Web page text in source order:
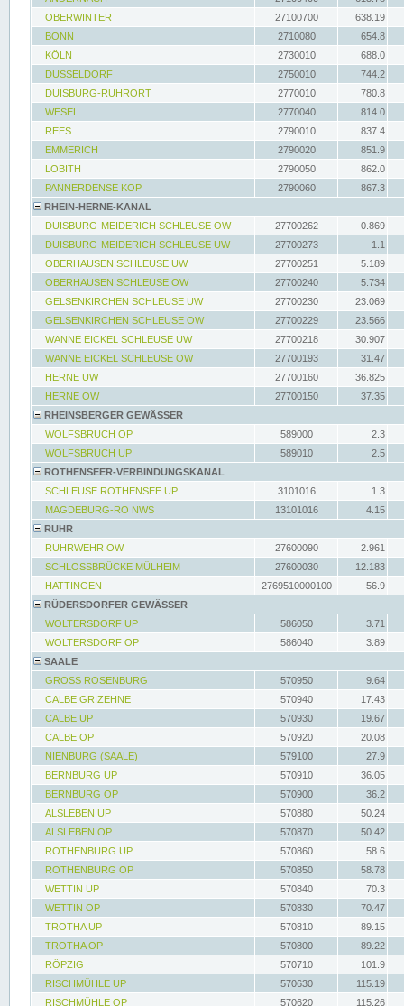
OBERWINTER
27100700
638.19
BONN
2710080
654.8
KÖLN
2730010
688.0
DÜSSELDORF
2750010
744.2
DUISBURG-RUHRORT
2770010
780.8
WESEL
2770040
814.0
REES
2790010
837.4
EMMERICH
2790020
851.9
LOBITH
2790050
862.0
PANNERDENSE KOP
2790060
867.3
RHEIN-HERNE-KANAL
DUISBURG-MEIDERICH SCHLEUSE OW
27700262
0.869
DUISBURG-MEIDERICH SCHLEUSE UW
27700273
1.1
OBERHAUSEN SCHLEUSE UW
27700251
5.189
OBERHAUSEN SCHLEUSE OW
27700240
5.734
GELSENKIRCHEN SCHLEUSE UW
27700230
23.069
GELSENKIRCHEN SCHLEUSE OW
27700229
23.566
WANNE EICKEL SCHLEUSE UW
27700218
30.907
WANNE EICKEL SCHLEUSE OW
27700193
31.47
HERNE UW
27700160
36.825
HERNE OW
27700150
37.35
RHEINSBERGER GEWÄSSER
WOLFSBRUCH OP
589000
2.3
WOLFSBRUCH UP
589010
2.5
ROTHENSEER-VERBINDUNGSKANAL
SCHLEUSE ROTHENSEE UP
3101016
1.3
MAGDEBURG-RO NWS
13101016
4.15
RUHR
RUHRWEHR OW
27600090
2.961
SCHLOSSBRÜCKE MÜLHEIM
27600030
12.183
HATTINGEN
2769510000100
56.9
RÜDERSDORFER GEWÄSSER
WOLTERSDORF UP
586050
3.71
WOLTERSDORF OP
586040
3.89
SAALE
GROSS ROSENBURG
570950
9.64
CALBE GRIZEHNE
570940
17.43
CALBE UP
570930
19.67
CALBE OP
570920
20.08
NIENBURG (SAALE)
579100
27.9
BERNBURG UP
570910
36.05
BERNBURG OP
570900
36.2
ALSLEBEN UP
570880
50.24
ALSLEBEN OP
570870
50.42
ROTHENBURG UP
570860
58.6
ROTHENBURG OP
570850
58.78
WETTIN UP
570840
70.3
WETTIN OP
570830
70.47
TROTHA UP
570810
89.15
TROTHA OP
570800
89.22
RÖPZIG
570710
101.9
RISCHMÜHLE UP
570630
115.19
RISCHMÜHLE OP
570620 115.26